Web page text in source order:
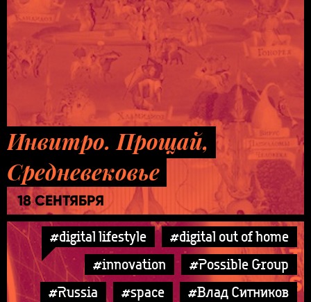
Инвитро. Прощай,
Средневековье
18 СЕНТЯБРЯ
#digital lifestyle
#digital out of home
#innovation
#Possible Group
#Russia
#space
#Влад Ситников